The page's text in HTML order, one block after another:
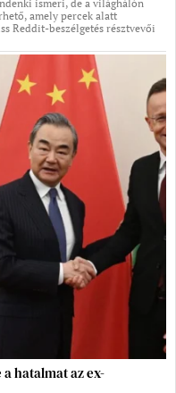
ismeri, de a világhálón
amely percek alatt
Reddit-beszélgetés résztvevői
hatalmat az ex-